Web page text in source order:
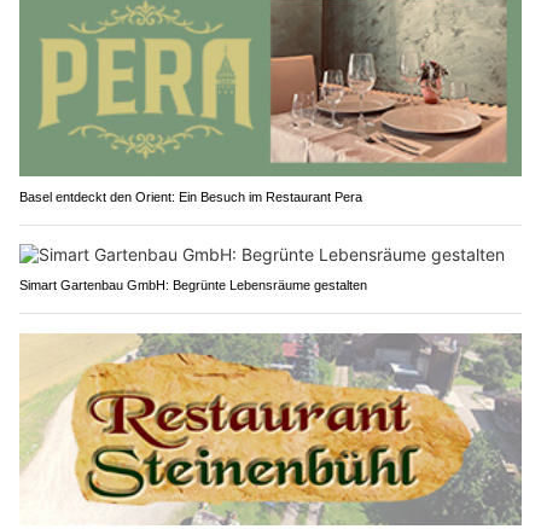
Basel entdeckt den Orient: Ein Besuch im Restaurant Pera
Simart Gartenbau GmbH: Begrünte Lebensräume gestalten